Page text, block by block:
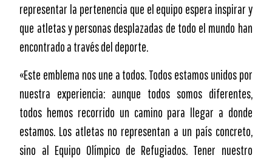
representar la pertenencia que el equipo espera inspirar y
que atletas y personas desplazadas de todo el mundo han
encontrado a través del deporte.
«Este emblema nos une a todos. Todos estamos unidos por
nuestra experiencia: aunque todos somos diferentes,
todos hemos recorrido un camino para llegar a donde
estamos. Los atletas no representan a un país concreto,
sino al Equipo Olímpico de Refugiados. Tener nuestro